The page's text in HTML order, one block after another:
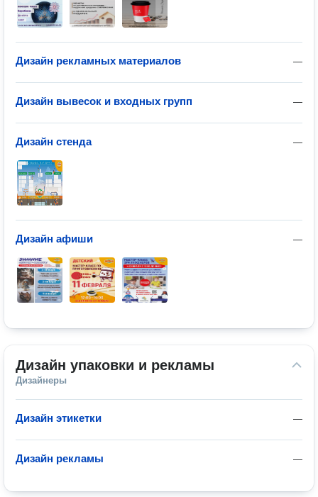
—
Дизайн рекламных материалов
—
Дизайн вывесок и входных групп
—
Дизайн стенда
—
Дизайн афиши
Дизайн упаковки и рекламы
Дизайнеры
—
Дизайн этикетки
—
Дизайн рекламы